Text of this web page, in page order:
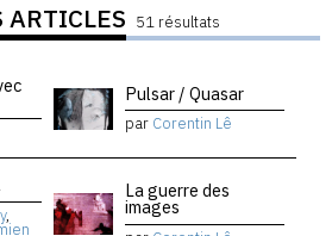
ARTICLES 51 résultats
Pulsar / Quasar
par Corentin Lê
,
La guerre des
images